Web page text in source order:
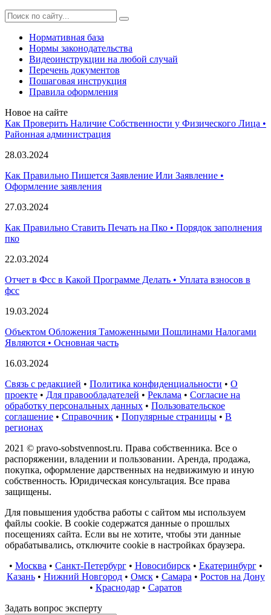
Нормативная база
Нормы законодательства
Видеоинструкции на любой случай
Перечень документов
Пошаговая инструкция
Правила оформления
Новое на сайте
Как Проверить Наличие Собственности у Физического Лица •
Paйoннaя aдминиcтpaция
28.03.2024
Как Правильно Пишется Заявление Или Заявление •
Оформление заявления
27.03.2024
Как Правильно Ставить Печать на Пко • Порядок заполнения
пко
22.03.2024
Отчет в Фсс в Какой Программе Делать • Уплата взносов в
фсс
19.03.2024
Объектом Обложения Таможенными Пошлинами Налогами
Являются • Основная часть
16.03.2024
Связь с редакцией • Политика конфиденциальности • О
проекте • Для правообладателей • Реклама • Согласие на
обработку персональных данных • Пользовательское
соглашение • Справочник • Популярные страницы • В
регионах
2021 © pravo-sobstvennost.ru. Права собственника. Все о
распоряжении, владении и пользовании. Аренда, продажа,
покупка, оформление дарственных на недвижимую и иную
собственность. Юридическая консультация. Все права
защищены.
Для повышения удобства работы с сайтом мы используем
файлы cookie. В cookie содержатся данные о прошлых
посещениях сайта. Если вы не хотите, чтобы эти данные
обрабатывались, отключите cookie в настройках браузера.
• Москва • Санкт-Петербург• Новосибирск• Екатеринбург•
Казань• Нижний Новгород• Омск• Самара • Ростов на Дону
• Краснодар• Саратов
Задать вопрос эксперту